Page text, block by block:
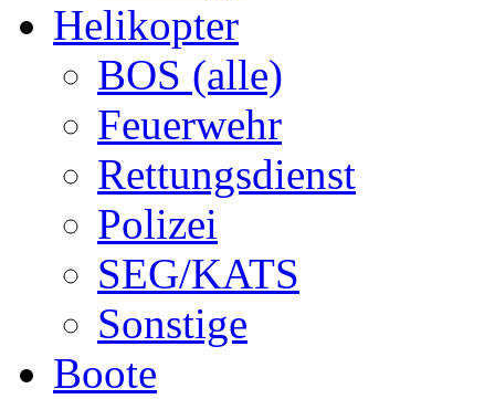
Helikopter
BOS (alle)
Feuerwehr
Rettungsdienst
Polizei
SEG/KATS
Sonstige
Boote